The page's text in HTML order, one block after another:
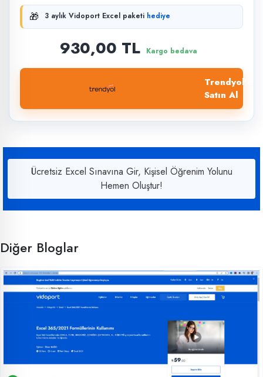
🎁 3 aylık Vidoport Excel paketi hediye
930,00 TL Kargo bedava
Trendyol'dan
Satın Al
Ücretsiz Excel Sınavına Gir, Kişisel Öğrenim Yolunu
Hemen Oluştur!
Diğer Bloglar